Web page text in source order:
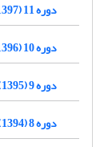
دوره 11 (1397)
دوره 10 (1396)
دوره 9 (1395)
دوره 8 (1394)